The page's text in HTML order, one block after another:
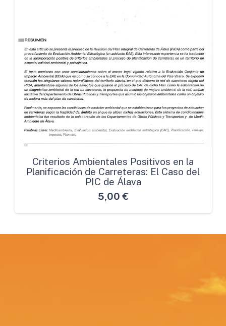
Criterios Ambientales Positivos en la
Planificación de Carreteras: El Caso del
PIC de Álava
5,00 €